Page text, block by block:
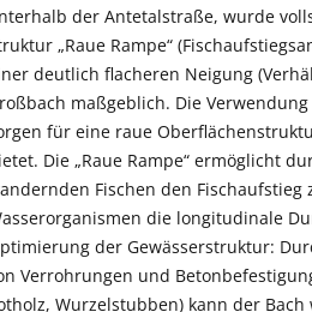
der Antetalstraße, wurde
„Raue Rampe“
deutlich flacheren Neigung
maßgeblich. Die
für eine raue
Die „Raue Rampe“ ermöglicht
Fischen den
die longitudinale
der Gewässerstruktur:
Verrohrungen und
Wurzelstubben) kann der